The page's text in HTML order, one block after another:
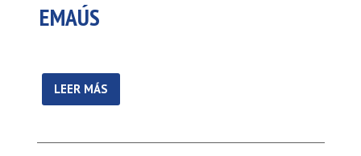
EMAÚS
LEER MÁS